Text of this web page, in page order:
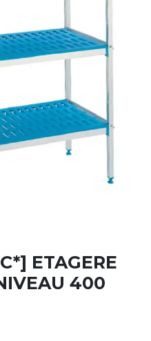
ETAGERE
400